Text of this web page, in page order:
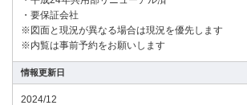
・要保証会社
※図面と現況が異なる場合は現況を優先します
※内覧は事前予約をお願いします
情報更新日
2024/12